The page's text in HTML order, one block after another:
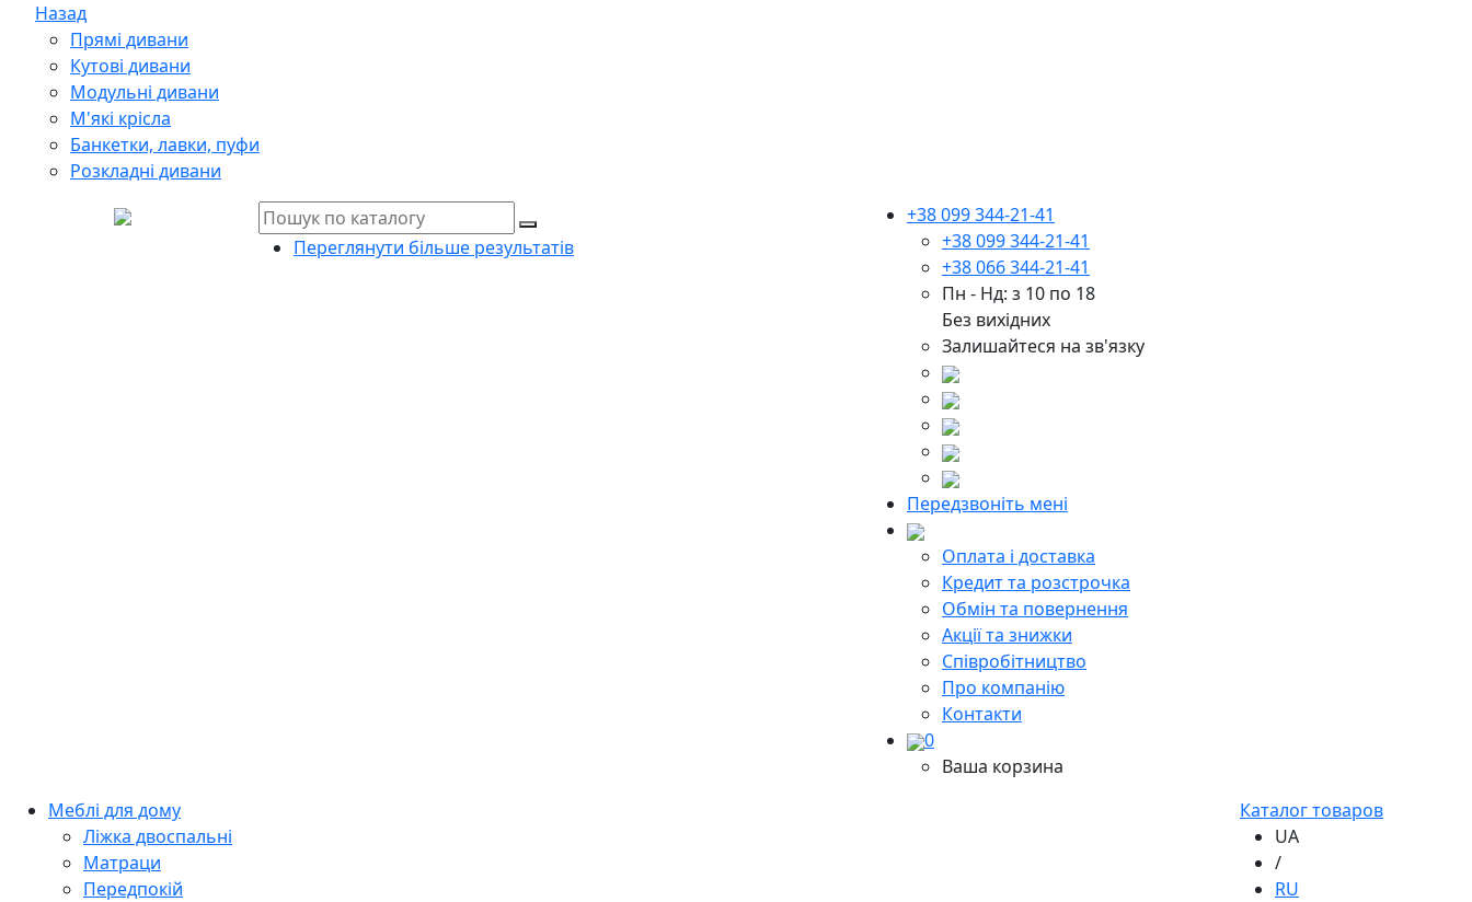
Назад
Прямі дивани
Кутові дивани
Модульні дивани
М'які крісла
Банкетки, лавки, пуфи
Розкладні дивани
Переглянути більше результатів
+38 099 344-21-41
+38 099 344-21-41
+38 066 344-21-41
Пн - Нд: з 10 по 18
Без вихідних
Залишайтеся на зв'язку
Передзвоніть мені
Оплата і доставка
Кредит та розстрочка
Обмін та повернення
Акції та знижки
Cпівробітництво
Про компанію
Контакти
0
Ваша корзина
Меблі для дому
Ліжка двоспальні
Матраци
Передпокій
Каталог товаров
UA
/
RU